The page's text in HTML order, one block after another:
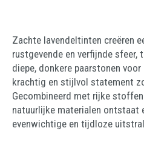
Zachte lavendeltinten creëren
rustgevende en verfijnde sfeer,
diepe, donkere paarstonen voor
krachtig en stijlvol statement
Gecombineerd met rijke
natuurlijke materialen ontstaat
evenwichtige en tijdloze